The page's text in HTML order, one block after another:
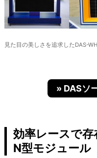
見た目の美しさを追求したDAS-
» DASソ
効率レースで存
N型モジュール